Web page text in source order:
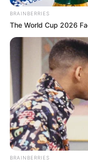
Két nő veszett
Szombat éjjel
futótűzként terjedt
rövid szóváltás
egy nőt, hogy az
mozdulatlanul
BRAINBERRIES
The World Cup 2026
BRAINBERRIES